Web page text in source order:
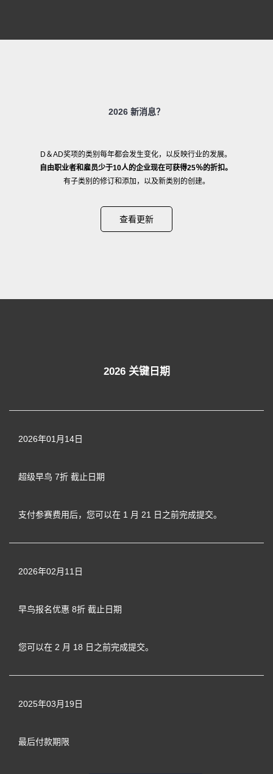
2026 新消息？
D＆AD奖项的类别每年都会发生变化，以反映行业的发展。
自由职业者和雇员少于10人的企业现在可获得25％的折扣。
有子类别的修订和添加，以及新类别的创建。
查看更新
2026 关键日期
2026年01月14日
超级早鸟 7折 截止日期
支付参赛费用后，您可以在 1 月 21 日之前完成提交。
2026年02月11日
早鸟报名优惠 8折 截止日期
您可以在 2 月 18 日之前完成提交。
2025年03月19日
最后付款期限